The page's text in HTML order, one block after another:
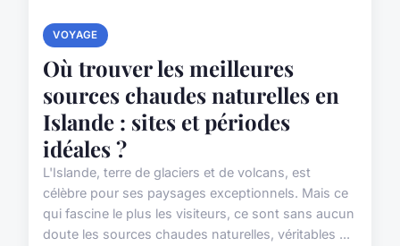
VOYAGE
Où trouver les meilleures
sources chaudes naturelles en
Islande : sites et périodes
idéales ?
L'Islande, terre de glaciers et de volcans, est
célèbre pour ses paysages exceptionnels. Mais ce
qui fascine le plus les visiteurs, ce sont sans aucun
doute les sources chaudes naturelles, véritables ...